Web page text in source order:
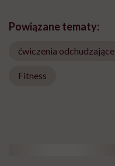
Powiązane tematy:
ćwiczenia odchudzające
Fitness